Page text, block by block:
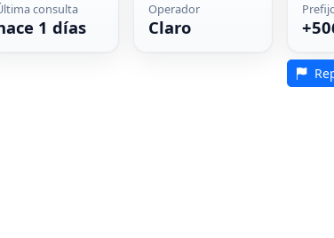
consulta
1 días
Operador
Claro